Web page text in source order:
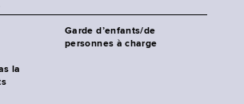
Garde d’enfants/de
personnes à charge
la